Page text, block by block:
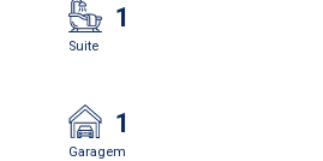
1
Suite
1
Garagem